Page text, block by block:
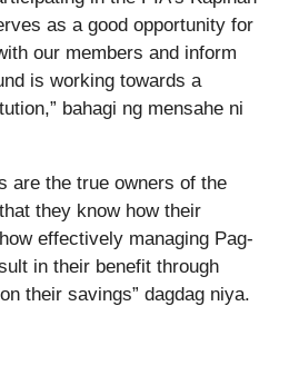
as a good opportunity for
our members and inform
is working towards a
bahagi ng mensahe ni
are the true owners of the
they know how their
effectively managing Pag-
in their benefit through
their savings” dagdag niya.